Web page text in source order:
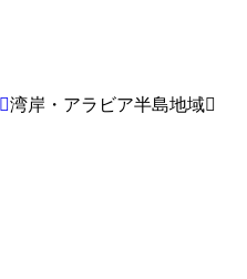
湾岸・アラビア半島地域